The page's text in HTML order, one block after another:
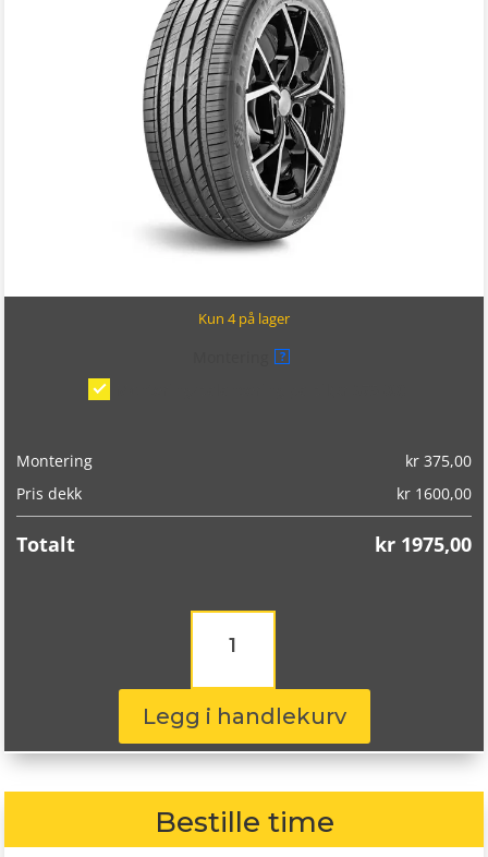
Kun 4 på lager
?
Montering kr375,00
Pris dekk
kr1600,00
Totalt kr1975,00
Landsail
RapidDragon
99W
antall
Legg i handlekurv
Bestille time